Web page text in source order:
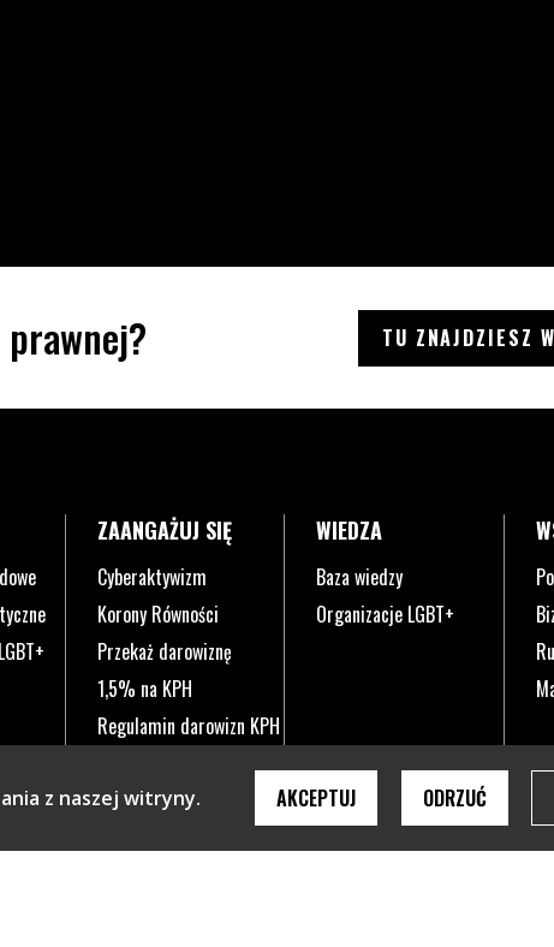
TU ZNAJDZIESZ
ZAANGAŻUJ SIĘ
Cyberaktywizm
Korony Równości
Przekaż darowiznę
1,5% na KPH
Regulamin darowizn KPH
WIEDZA
Baza wiedzy
Organizacje LGBT+
z naszej witryny. AKCEPTUJ ODRZUĆ